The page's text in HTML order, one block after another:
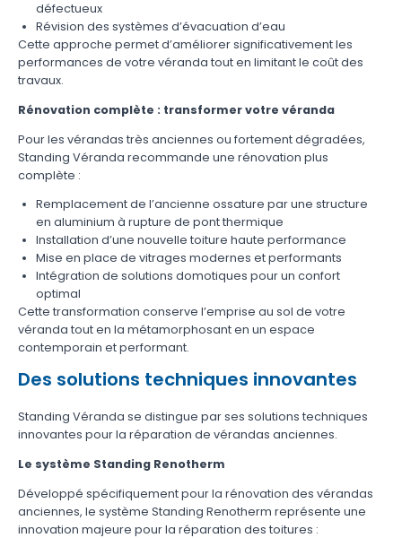
défectueux
Révision des systèmes d’évacuation d’eau
Cette approche permet d’améliorer significativement les
performances de votre véranda tout en limitant le coût des
travaux.
Rénovation complète : transformer votre véranda
Pour les vérandas très anciennes ou fortement dégradées,
Standing Véranda recommande une rénovation plus
complète :
Remplacement de l’ancienne ossature par une structure
en aluminium à rupture de pont thermique
Installation d’une nouvelle toiture haute performance
Mise en place de vitrages modernes et performants
Intégration de solutions domotiques pour un confort
optimal
Cette transformation conserve l’emprise au sol de votre
véranda tout en la métamorphosant en un espace
contemporain et performant.
Des solutions techniques innovantes
Standing Véranda se distingue par ses solutions techniques
innovantes pour la réparation de vérandas anciennes.
Le système Standing Renotherm
Développé spécifiquement pour la rénovation des vérandas
anciennes, le système Standing Renotherm représente une
innovation majeure pour la réparation des toitures :